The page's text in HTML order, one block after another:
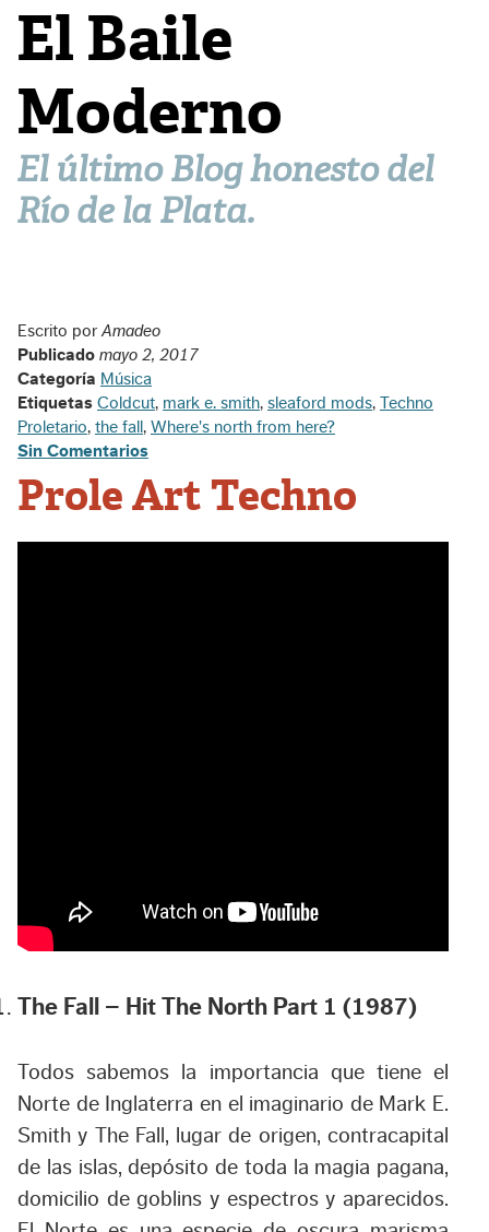
El Baile
Moderno
El último Blog honesto del
Río de la Plata.
Escrito porAmadeo
Publicado mayo 2, 2017
Categoría Música
Etiquetas Coldcut, mark e. smith, sleaford mods, Techno
Proletario, the fall , Where's north from here?
Sin Comentarios
Prole Art Techno
The Fall – Hit The North Part 1 (1987)
Todos sabemos la importancia que tiene el
Norte de Inglaterra en el imaginario de Mark E.
Smith y The Fall, lugar de origen, contracapital
de las islas, depósito de toda la magia pagana,
domicilio de goblins y espectros y aparecidos.